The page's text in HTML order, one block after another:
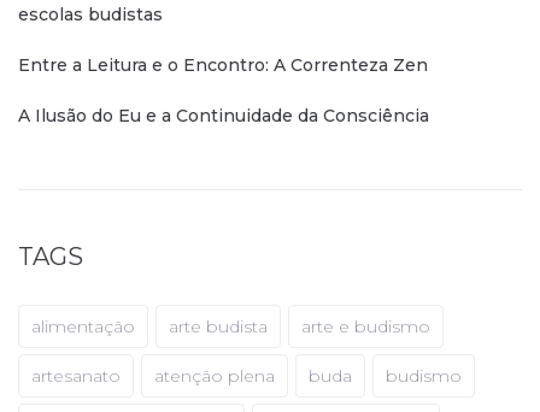
escolas budistas
Entre a Leitura e o Encontro: A Correnteza Zen
A Ilusão do Eu e a Continuidade da Consciência
TAGS
alimentação arte budista arte e budismo
artesanato atenção plena buda budismo